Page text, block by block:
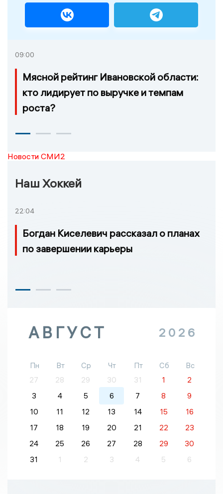
09:00
Мясной рейтинг Ивановской области:
кто лидирует по выручке и темпам
роста?
Новости СМИ2
Наш Хоккей
22:04
Богдан Киселевич рассказал о планах
по завершении карьеры
АВГУСТ 2026
Пн Вт Ср Чт Пт Сб
Вс
27
28 29 30 31 1
2
3
4 5 6 7 8
9
10
11 12 13 14 15
16
17
18 19 20 21 22
23
24
25 26 27 28 29
30
31
1 2 3 4 5 6